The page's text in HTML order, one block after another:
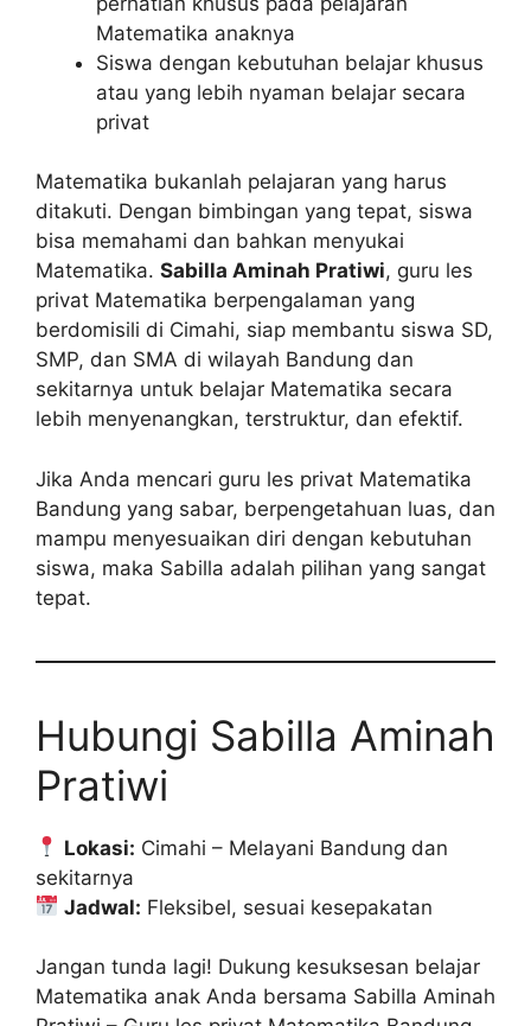
Matematika anaknya
Siswa dengan kebutuhan belajar khusus
atau yang lebih nyaman belajar secara
privat
Matematika bukanlah pelajaran yang harus
ditakuti. Dengan bimbingan yang tepat, siswa
bisa memahami dan bahkan menyukai
Matematika. Sabilla Aminah Pratiwi, guru les
privat Matematika berpengalaman yang
berdomisili di Cimahi, siap membantu siswa SD,
SMP, dan SMA di wilayah Bandung dan
sekitarnya untuk belajar Matematika secara
lebih menyenangkan, terstruktur, dan efektif.
Jika Anda mencari guru les privat Matematika
Bandung yang sabar, berpengetahuan luas, dan
mampu menyesuaikan diri dengan kebutuhan
siswa, maka Sabilla adalah pilihan yang sangat
tepat.
Hubungi Sabilla Aminah
Pratiwi
Lokasi: Cimahi – Melayani Bandung dan
sekitarnya
Jadwal: Fleksibel, sesuai kesepakatan
Jangan tunda lagi! Dukung kesuksesan belajar
Matematika anak Anda bersama Sabilla Aminah